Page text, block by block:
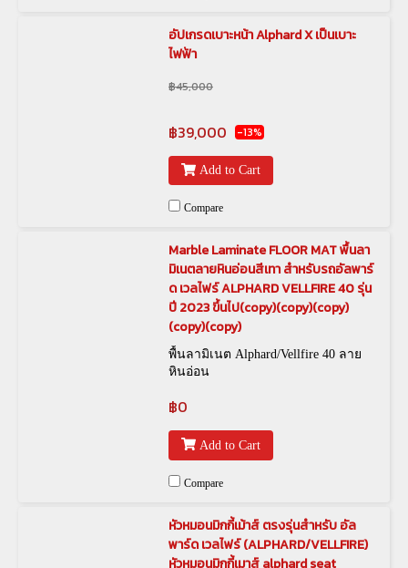
อัปเกรดเบาะหน้า Alphard X เป็นเบาะ
ไฟฟ้า
฿45,000
฿39,000 -13%
Add to Cart
Compare
Marble Laminate FLOOR MAT พื้นลา
มิเนตลายหินอ่อนสีเทา สำหรับรถอัลพาร์
ด เวลไฟร์ ALPHARD VELLFIRE 40 รุ่น
ปี 2023 ขึ้นไป(copy)(copy)(copy)
(copy)(copy)
พื้นลามิเนต Alphard/Vellfire 40 ลาย
หินอ่อน
฿0
Add to Cart
Compare
หัวหมอนมิกกี้เม้าส์ ตรงรุ่นสำหรับ อัล
พาร์ด เวลไฟร์ (ALPHARD/VELLFIRE)
หัวหมอนมิกกี้เมาส์ alphard seat